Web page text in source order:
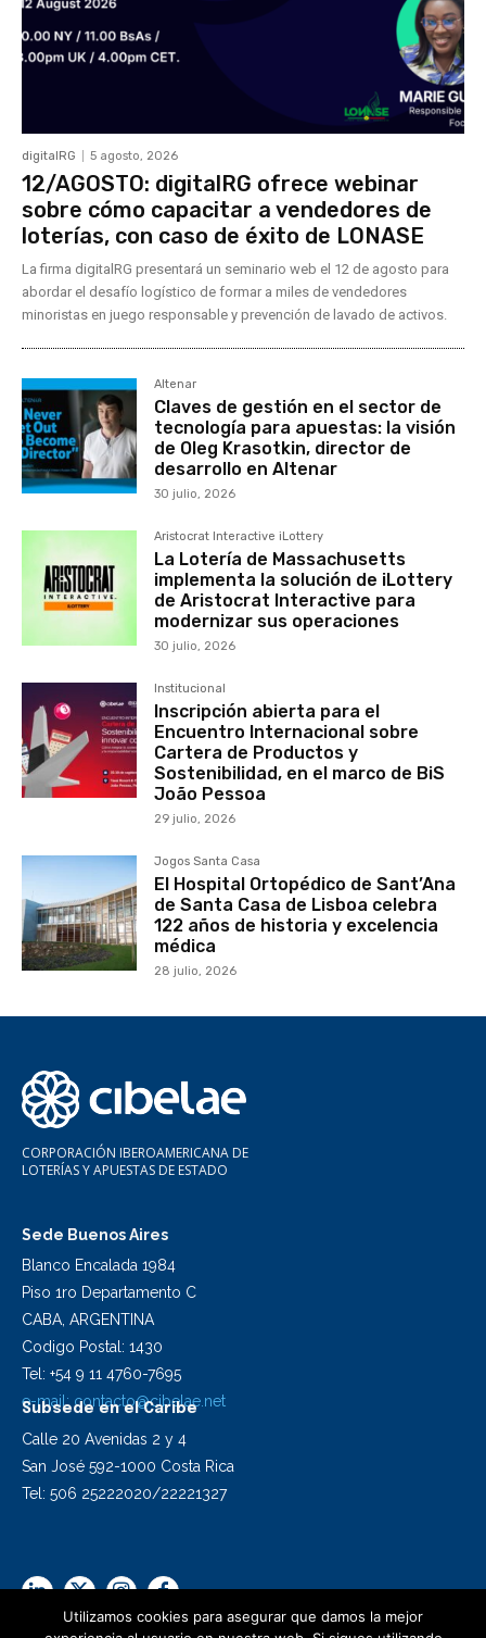
digitalRG 5 agosto, 2026
12/AGOSTO: digitalRG ofrece webinar
sobre cómo capacitar a vendedores de
loterías, con caso de éxito de LONASE
La firma digitalRG presentará un seminario web el 12 de agosto para
abordar el desafío logístico de formar a miles de vendedores
minoristas en juego responsable y prevención de lavado de activos.
Altenar
Claves de gestión en el sector de
tecnología para apuestas: la visión
de Oleg Krasotkin, director de
desarrollo en Altenar
30 julio, 2026
Aristocrat Interactive iLottery
La Lotería de Massachusetts
implementa la solución de iLottery
de Aristocrat Interactive para
modernizar sus operaciones
30 julio, 2026
Institucional
Inscripción abierta para el
Encuentro Internacional sobre
Cartera de Productos y
Sostenibilidad, en el marco de BiS
João Pessoa
29 julio, 2026
Jogos Santa Casa
El Hospital Ortopédico de Sant’Ana
de Santa Casa de Lisboa celebra
122 años de historia y excelencia
médica
28 julio, 2026
CORPORACIÓN IBEROAMERICANA DE
LOTERÍAS Y APUESTAS DE ESTADO
Sede Buenos Aires
Blanco Encalada 1984
Piso 1ro Departamento C
CABA, ARGENTINA
Codigo Postal: 1430
Tel: +54 9 11 4760-7695
e-mail:contacto@cibelae.net
Subsede en el Caribe
Calle 20 Avenidas 2 y 4
San José 592-1000 Costa Rica
Tel: 506 25222020/22221327
Utilizamos cookies para asegurar que damos la mejor